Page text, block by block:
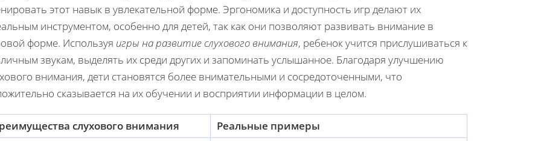
этот навык в увлекательной форме. Эргономика и доступность игр делают их
инструментом, особенно для детей, так как они позволяют развивать внимание в
форме. Используя игры на развитие слухового внимания, ребенок учится прислушиваться к
звукам, выделять их среди других и запоминать услышанное. Благодаря улучшению
внимания, дети становятся более внимательными и сосредоточенными, что
сказывается на их обучении и восприятии информации в целом.
слухового внимания
Реальные примеры